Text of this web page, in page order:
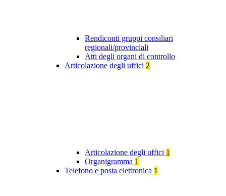
Rendiconti gruppi consiliari
regionali/provinciali
Atti degli organi di controllo
Articolazione degli uffici 2
Articolazione degli uffici 1
Organigramma 1
Telefono e posta elettronica 1